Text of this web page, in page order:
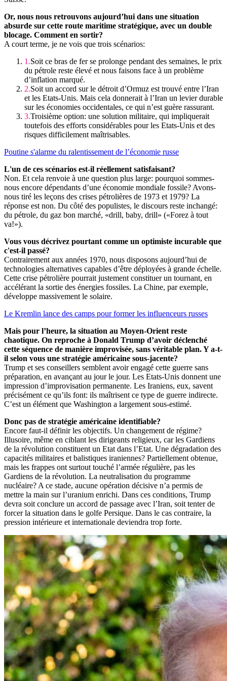
Or, nous nous retrouvons aujourd’hui dans une situation
absurde sur cette route maritime stratégique, avec un double
blocage. Comment en sortir?
A court terme, je ne vois que trois scénarios:
Soit ce bras de fer se prolonge pendant des semaines, le prix
du pétrole reste élevé et nous faisons face à un problème
d’inflation marqué.
Soit un accord sur le détroit d’Ormuz est trouvé entre l’Iran
et les Etats-Unis. Mais cela donnerait à l’Iran un levier durable
sur les économies occidentales, ce qui n’est guère rassurant.
Troisième option: une solution militaire, qui impliquerait
toutefois des efforts considérables pour les Etats-Unis et des
risques difficilement maîtrisables.
Poutine s'alarme du ralentissement de l’économie russe
L'un de ces scénarios est-il réellement satisfaisant?
Non. Et cela renvoie à une question plus large: pourquoi sommes-
nous encore dépendants d’une économie mondiale fossile? Avons-
nous tiré les leçons des crises pétrolières de 1973 et 1979? La
réponse est non. Du côté des populistes, le discours reste inchangé:
du pétrole, du gaz bon marché, «drill, baby, drill» («Forez à tout
va!»).
Vous vous décrivez pourtant comme un optimiste incurable que
c'est-il passé?
Contrairement aux années 1970, nous disposons aujourd’hui de
technologies alternatives capables d’être déployées à grande échelle.
Cette crise pétrolière pourrait justement constituer un tournant, en
accélérant la sortie des énergies fossiles. La Chine, par exemple,
développe massivement le solaire.
Le Kremlin lance des camps pour former les influenceurs russes
Mais pour l’heure, la situation au Moyen-Orient reste
chaotique. On reproche à Donald Trump d’avoir déclenché
cette séquence de manière improvisée, sans véritable plan. Y a-t-
il selon vous une stratégie américaine sous-jacente?
Trump et ses conseillers semblent avoir engagé cette guerre sans
préparation, en avançant au jour le jour. Les Etats-Unis donnent une
impression d’improvisation permanente. Les Iraniens, eux, savent
précisément ce qu’ils font: ils maîtrisent ce type de guerre indirecte.
C’est un élément que Washington a largement sous-estimé.
Donc pas de stratégie américaine identifiable?
Encore faut-il définir les objectifs. Un changement de régime?
Illusoire, même en ciblant les dirigeants religieux, car les Gardiens
de la révolution constituent un Etat dans l’Etat. Une dégradation des
capacités militaires et balistiques iraniennes? Partiellement obtenue,
mais les frappes ont surtout touché l’armée régulière, pas les
Gardiens de la révolution. La neutralisation du programme
nucléaire? A ce stade, aucune opération décisive n’a permis de
mettre la main sur l’uranium enrichi. Dans ces conditions, Trump
devra soit conclure un accord de passage avec l’Iran, soit tenter de
forcer la situation dans le golfe Persique. Dans le cas contraire, la
pression intérieure et internationale deviendra trop forte.